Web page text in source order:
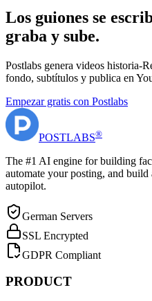
Los guiones se
graba y sube.
Postlabs genera videos historia-
fondo, subtítulos y publica en
Empezar gratis con Postlabs
POSTLABS®
The #1 AI engine for building
automate your posting, and build
autopilot.
German Servers
SSL Encrypted
GDPR Compliant
PRODUCT